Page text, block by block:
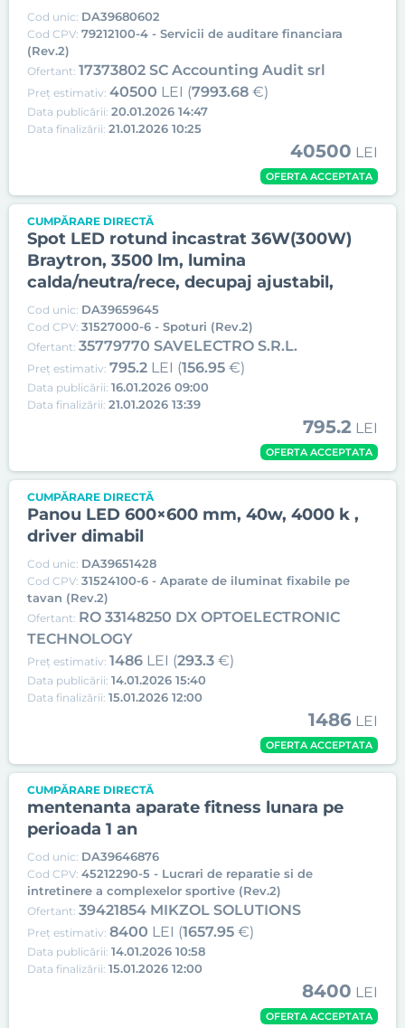
Cod unic: DA39680602
Cod CPV: 79212100-4 - Servicii de auditare financiara
(Rev.2)
Ofertant: 17373802 SC Accounting Audit srl
Preț estimativ: 40500 LEI (7993.68 €)
Data publicării: 20.01.2026 14:47
Data finalizării: 21.01.2026 10:25
40500 LEI
OFERTA ACCEPTATA
CUMPĂRARE DIRECTĂ
Spot LED rotund incastrat 36W(300W)
Braytron, 3500 lm, lumina
calda/neutra/rece, decupaj ajustabil,
Cod unic: DA39659645
Cod CPV: 31527000-6 - Spoturi (Rev.2)
Ofertant: 35779770 SAVELECTRO S.R.L.
Preț estimativ: 795.2 LEI (156.95 €)
Data publicării: 16.01.2026 09:00
Data finalizării: 21.01.2026 13:39
795.2 LEI
OFERTA ACCEPTATA
CUMPĂRARE DIRECTĂ
Panou LED 600×600 mm, 40w, 4000 k ,
driver dimabil
Cod unic: DA39651428
Cod CPV: 31524100-6 - Aparate de iluminat fixabile pe
tavan (Rev.2)
Ofertant: RO 33148250 DX OPTOELECTRONIC
TECHNOLOGY
Preț estimativ: 1486 LEI (293.3 €)
Data publicării: 14.01.2026 15:40
Data finalizării: 15.01.2026 12:00
1486 LEI
OFERTA ACCEPTATA
CUMPĂRARE DIRECTĂ
mentenanta aparate fitness lunara pe
perioada 1 an
Cod unic: DA39646876
Cod CPV: 45212290-5 - Lucrari de reparatie si de
intretinere a complexelor sportive (Rev.2)
Ofertant: 39421854 MIKZOL SOLUTIONS
Preț estimativ: 8400 LEI (1657.95 €)
Data publicării: 14.01.2026 10:58
Data finalizării: 15.01.2026 12:00
8400 LEI
OFERTA ACCEPTATA